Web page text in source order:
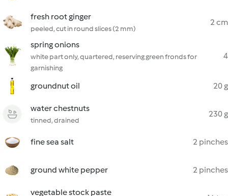
fresh root ginger
peeled, cut in round slices (2 mm)
2 cm
spring onions
white part only, quartered, reserving green fronds for
garnishing
4
groundnut oil 20 g
water chestnuts
tinned, drained
230 g
fine sea salt 2 pinches
ground white pepper 2 pinches
vegetable stock paste